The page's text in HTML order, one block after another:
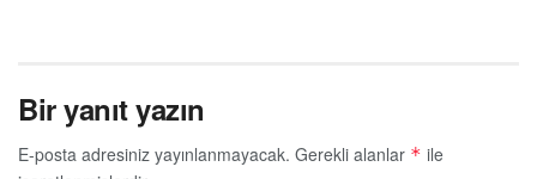
Bir yanıt yazın
E-posta adresiniz yayınlanmayacak. Gerekli alanlar * ile